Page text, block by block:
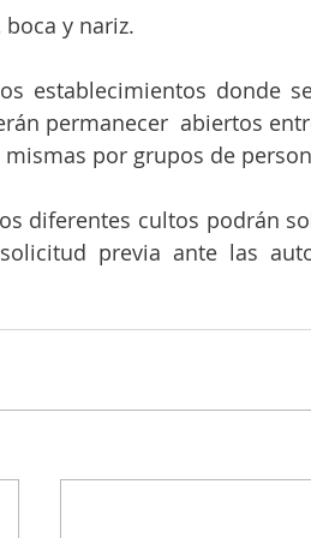
y nariz.
establecimientos donde
permanecer  abiertos
por grupos de
diferentes cultos podrán
previa ante las